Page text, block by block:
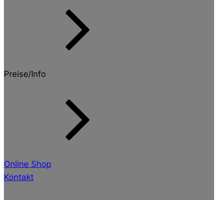
Preise/Info
Online Shop
Kontakt